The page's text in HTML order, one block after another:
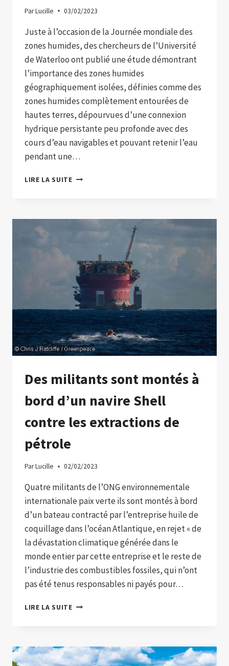
ParLucille 03/02/2023
Juste à l’occasion de la Journée mondiale des
zones humides, des chercheurs de l’Université
de Waterloo ont publié une étude démontrant
l’importance des zones humides
géographiquement isolées, définies comme des
zones humides complètement entourées de
hautes terres, dépourvues d’une connexion
hydrique persistante peu profonde avec des
cours d’eau navigables et pouvant retenir l’eau
pendant une…
LIRE LA SUITELES
ISOLÉES
POURRAIENT
IMPORTANTES
QU’IL
N’Y
PARAÎT
Des militants sont montés à
bord d’un navire Shell
contre les extractions de
pétrole
ParLucille 02/02/2023
Quatre militants de l’ONG environnementale
internationale paix verte ils sont montés à bord
d’un bateau contracté par l’entreprise huile de
coquillage dans l’océan Atlantique, en rejet « de
la dévastation climatique générée dans le
monde entier par cette entreprise et le reste de
l’industrie des combustibles fossiles, qui n’ont
pas été tenus responsables ni payés pour…
LIRE LA SUITEDES
À
BORD